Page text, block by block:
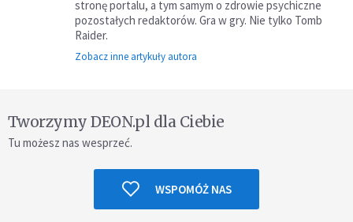
stronę portalu, a tym samym o zdrowie psychiczne
pozostałych redaktorów. Gra w gry. Nie tylko Tomb
Raider.
Zobacz inne artykuły autora
Tworzymy DEON.pl dla Ciebie
Tu możesz nas wesprzeć.
WSPOMÓŻ NAS